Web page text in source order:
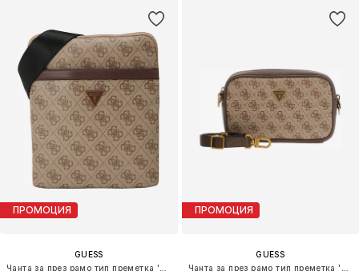
ПРОМОЦИЯ
GUESS
ПРОМОЦИЯ
GUESS